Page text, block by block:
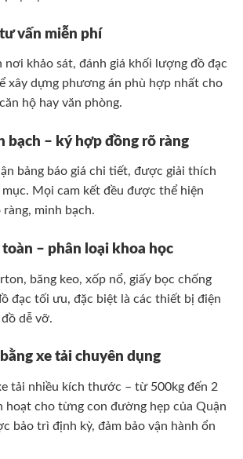
vấn miễn phí
nơi khảo sát, đánh giá khối lượng đồ đạc
xây dựng phương án phù hợp nhất cho
hộ hay văn phòng.
bạch – ký hợp đồng rõ ràng
bảng báo giá chi tiết, được giải thích
Mọi cam kết đều được thể hiện
minh bạch.
– phân loại khoa học
băng keo, xốp nổ, giấy bọc chống
đạc tối ưu, đặc biệt là các thiết bị điện
dễ vỡ.
xe tải chuyên dụng
tải nhiều kích thước – từ 500kg đến 2
hoạt cho từng con đường hẹp của Quận
bảo trì định kỳ, đảm bảo vận hành ổn